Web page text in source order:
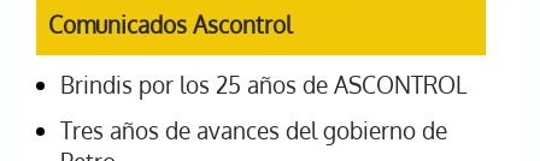
Comunicados Ascontrol
Brindis por los 25 años de ASCONTROL
Tres años de avances del gobierno de